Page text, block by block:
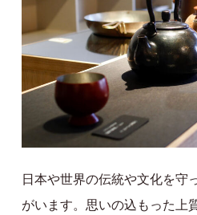
日本や世界の伝統や文化を守
がいます。思いの込もった上